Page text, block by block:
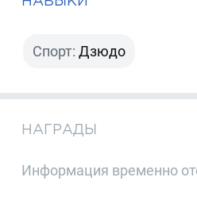
Спорт: Дзюдо
НАГРАДЫ
Информация временно